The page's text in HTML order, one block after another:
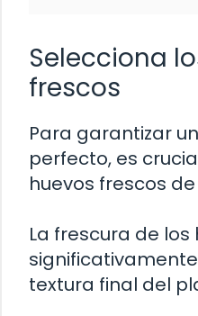
Selecciona
frescos
Para garantizar
perfecto, es
huevos frescos
La frescura de los
textura final del